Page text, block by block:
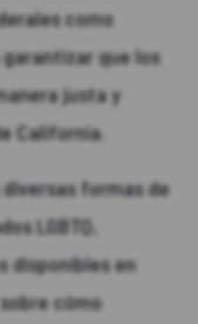
como
que los
justa y
California.
formas de
LGBTQ,
disponibles en
cómo